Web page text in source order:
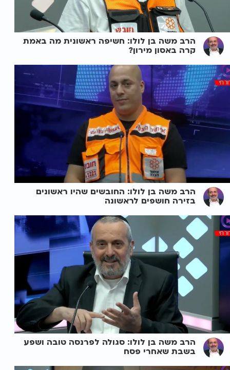
הרב משה בן לולו: חשיפה ראשונית מה באמת
קרה באסון מירון?
הרב משה בן לולו: החובשים שהיו ראשונים
בזירה חושפים לראשונה
הרב משה בן לולו: סגולה לפרנסה טובה ושפע
בשבת שאחרי פסח